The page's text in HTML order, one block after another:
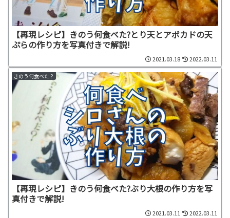
【再現レシピ】きのう何食べた?とり天とアボカドの天
ぷらの作り方を写真付きで解説!
2021.03.18 2022.03.11
きのう何食べた？
【再現レシピ】きのう何食べた?ぶり大根の作り方を写
真付きで解説!
2021.03.11 2022.03.11